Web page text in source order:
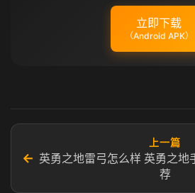
立即下载
（Android APK）
←
上一篇
英勇之地雷弓怎么样 英勇之地
荐